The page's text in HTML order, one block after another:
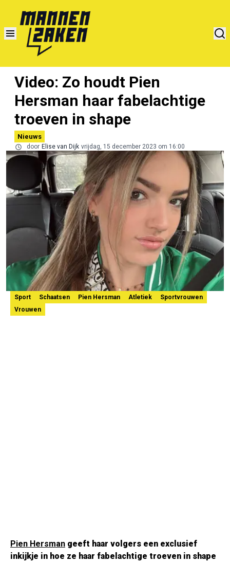
Video: Zo houdt Pien
Hersman haar fabelachtige
troeven in shape
Nieuws
door Elise van Dijk vrijdag, 15 december 2023 om 16:00
Sport Schaatsen Pien Hersman Atletiek
Sportvrouwen
Vrouwen
Pien Hersman geeft haar volgers een exclusief
inkijkje in hoe ze haar fabelachtige troeven in shape